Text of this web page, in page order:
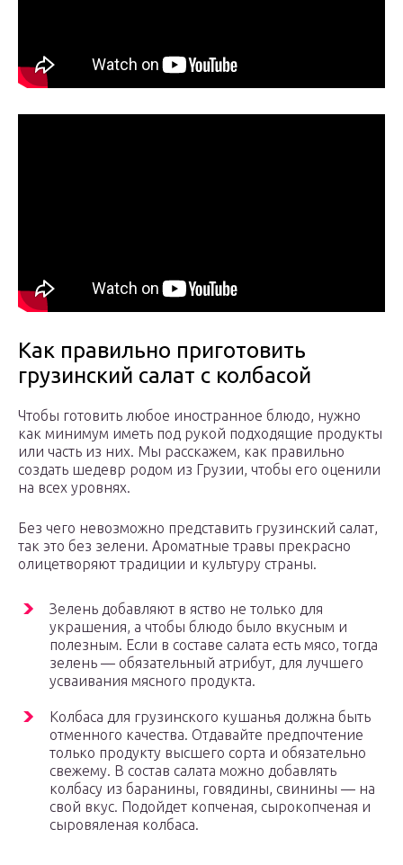
Как правильно приготовить
грузинский салат с колбасой
Чтобы готовить любое иностранное блюдо, нужно
как минимум иметь под рукой подходящие продукты
или часть из них. Мы расскажем, как правильно
создать шедевр родом из Грузии, чтобы его оценили
на всех уровнях.
Без чего невозможно представить грузинский салат,
так это без зелени. Ароматные травы прекрасно
олицетворяют традиции и культуру страны.
Зелень добавляют в яство не только для
украшения, а чтобы блюдо было вкусным и
полезным. Если в составе салата есть мясо, тогда
зелень — обязательный атрибут, для лучшего
усваивания мясного продукта.
Колбаса для грузинского кушанья должна быть
отменного качества. Отдавайте предпочтение
только продукту высшего сорта и обязательно
свежему. В состав салата можно добавлять
колбасу из баранины, говядины, свинины — на
свой вкус. Подойдет копченая, сырокопченая и
сыровяленая колбаса.